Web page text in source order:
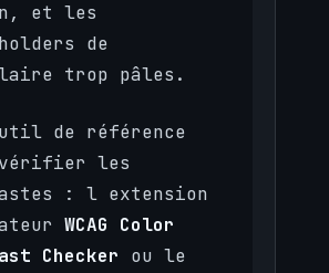
et les
de
trop pâles.
de référence
vérifier les
: l extension
WCAG Color
Checker ou le